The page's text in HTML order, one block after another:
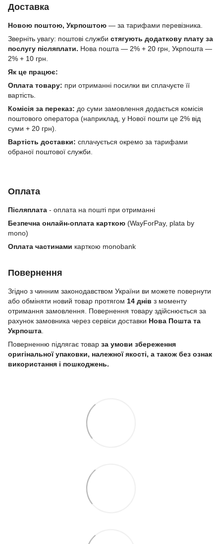
Доставка
Новою поштою, Укрпоштою — за тарифами перевізника.
Зверніть увагу: поштові служби стягують додаткову плату за
послугу післяплати. Нова пошта — 2% + 20 грн, Укрпошта —
2% + 10 грн.
Як це працює:
Оплата товару: при отриманні посилки ви сплачуєте її
вартість.
Комісія за переказ: до суми замовлення додається комісія
поштового оператора (наприклад, у Нової пошти це 2% від
суми + 20 грн).
Вартість доставки: сплачується окремо за тарифами
обраної поштової служби.
Оплата
Післяплата - оплата на пошті при отриманні
Безпечна онлайн-оплата карткою (WayForPay, plata by
mono)
Оплата частинами карткою monobank
Повернення
Згідно з чинним законодавством України ви можете повернути
або обміняти новий товар протягом 14 днів з моменту
отримання замовлення. Повернення товару здійснюється за
рахунок замовника через сервіси доставки Нова Пошта та
Укрпошта
Поверненню підлягає товар за умови збереження
оригінальної упаковки, належної якості, а також без ознак
використання і пошкоджень.